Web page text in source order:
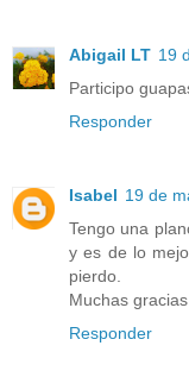
Abigail LT 19
Participo
Responder
Isabel 19 de
Tengo una
y es de lo
pierdo.
Muchas
Responder